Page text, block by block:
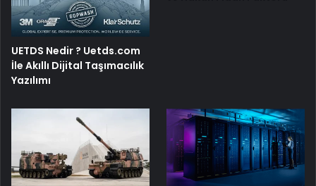
UETDS Nedir ? Uetds.com
İle Akıllı Dijital Taşımacılık
Yazılımı